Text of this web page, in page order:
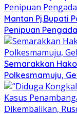
Mantan Pj.Bupati
Penipuan
Semarakkan
Polkesmamuju,